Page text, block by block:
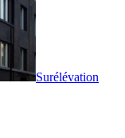
Surélévation